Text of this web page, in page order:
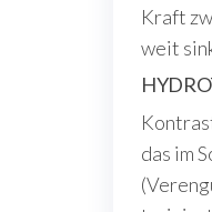
Kraft
weit
das im